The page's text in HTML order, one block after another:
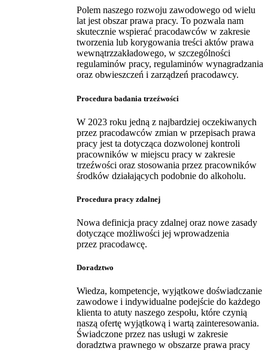
Polem naszego rozwoju zawodowego od wielu
lat jest obszar prawa pracy. To pozwala nam
skutecznie wspierać pracodawców w zakresie
tworzenia lub korygowania treści aktów prawa
wewnątrzzakładowego, w szczególności
regulaminów pracy, regulaminów wynagradzania
oraz obwieszczeń i zarządzeń pracodawcy.
Procedura badania trzeźwości
W 2023 roku jedną z najbardziej oczekiwanych
przez pracodawców zmian w przepisach prawa
pracy jest ta dotycząca dozwolonej kontroli
pracowników w miejscu pracy w zakresie
trzeźwości oraz stosowania przez pracowników
środków działających podobnie do alkoholu.
Procedura pracy zdalnej
Nowa definicja pracy zdalnej oraz nowe zasady
dotyczące możliwości jej wprowadzenia
przez pracodawcę.
Doradztwo
Wiedza, kompetencje, wyjątkowe doświadczanie
zawodowe i indywidualne podejście do każdego
klienta to atuty naszego zespołu, które czynią
naszą ofertę wyjątkową i wartą zainteresowania.
Świadczone przez nas usługi w zakresie
doradztwa prawnego w obszarze prawa pracy